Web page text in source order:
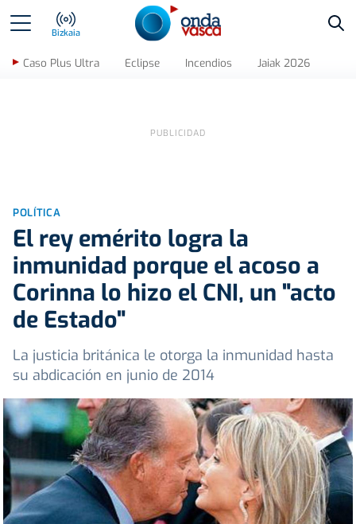
Bizkaia
Caso Plus Ultra Eclipse Incendios Jaiak 2026
POLÍTICA
El rey emérito logra la
inmunidad porque el acoso a
Corinna lo hizo el CNI, un "acto
de Estado"
La justicia británica le otorga la inmunidad hasta
su abdicación en junio de 2014